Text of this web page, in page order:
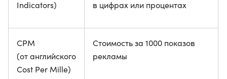
Indicators)
в цифрах или процентах
CPM
(от английского
Cost Per Mille)
Стоимость за 1000 показов
рекламы